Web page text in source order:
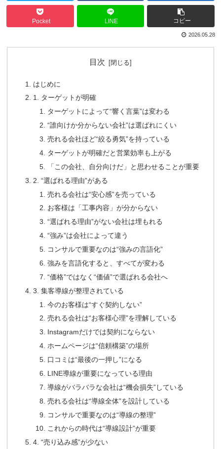
Pocket LINE コピー
2026.05.28
目次
はじめに
1. ターゲットが明確
ターゲットによって“響く言葉”は変わる
“誰向けか分からない会社”は選ばれにくい
売れる会社ほど“絞る勇気”を持っている
ターゲットが明確だと営業効率も上がる
「この会社、自分向けだ」と思わせることが重要
2. “選ばれる理由”がある
売れる会社は“安心感”を売っている
お客様は「工事内容」が分からない
“選ばれる理由”がない会社は埋もれる
“強み”は会社によって違う
コンサルで重要なのは“強みの言語化”
強みを言語化すると、すべてが変わる
“価格”ではなく“価値”で選ばれる会社へ
3. 集客導線が整理されている
今のお客様は“すぐ契約しない”
売れる会社は“お客様心理”を理解している
Instagramだけでは契約にならない
ホームページは“信頼構築”の場所
口コミは“最後の一押し”になる
LINE導線が重要になっている理由
導線がバラバラな会社は“機会損失”している
売れる会社は“導線全体”を設計している
コンサルで重要なのは“導線の整理”
これからの時代は“導線設計”が重要
4. “売り込み感”が少ない